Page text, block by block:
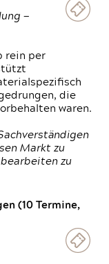
—
rein per
die
waren.
Markt zu
zu
(10 Termine,